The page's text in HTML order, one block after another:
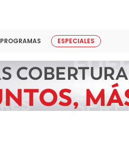
PROGRAMAS ESPECIALES